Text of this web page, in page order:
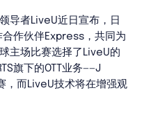
导者LiveU近日宣布，日
合作伙伴Express，共同为
主场比赛选择了LiveU的
旗下的OTT业务——J
，而LiveU技术将在增强观